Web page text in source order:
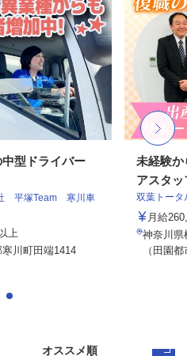
型ドライバー
平塚Team 寒川車
上
川町田端1414
未経験か
アスタッ
双葉トータ
月給
神奈川県
（田園